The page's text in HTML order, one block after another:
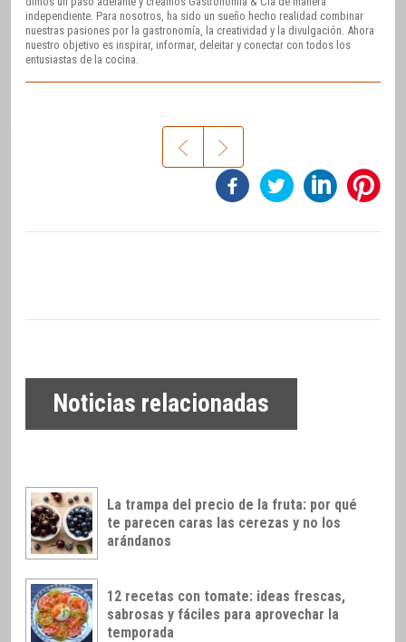
independiente. Para nosotros, ha sido un sueño hecho realidad combinar
nuestras pasiones por la gastronomía, la creatividad y la divulgación. Ahora
nuestro objetivo es inspirar, informar, deleitar y conectar con todos los
entusiastas de la cocina.
Noticias relacionadas
La trampa del precio de la fruta: por qué
te parecen caras las cerezas y no los
arándanos
12 recetas con tomate: ideas frescas,
sabrosas y fáciles para aprovechar la
temporada